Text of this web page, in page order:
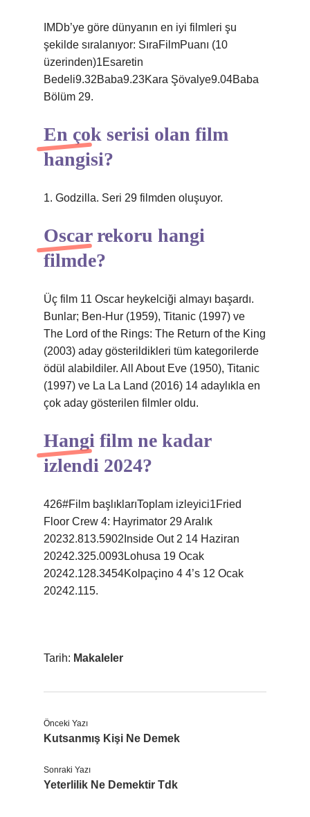
IMDb’ye göre dünyanın en iyi filmleri şu
şekilde sıralanıyor: SıraFilmPuanı (10
üzerinden)1Esaretin
Bedeli9.32Baba9.23Kara Şövalye9.04Baba
Bölüm 29.
En çok serisi olan film
hangisi?
1. Godzilla. Seri 29 filmden oluşuyor.
Oscar rekoru hangi
filmde?
Üç film 11 Oscar heykelciği almayı başardı.
Bunlar; Ben-Hur (1959), Titanic (1997) ve
The Lord of the Rings: The Return of the King
(2003) aday gösterildikleri tüm kategorilerde
ödül alabildiler. All About Eve (1950), Titanic
(1997) ve La La Land (2016) 14 adaylıkla en
çok aday gösterilen filmler oldu.
Hangi film ne kadar
izlendi 2024?
426#Film başlıklarıToplam izleyici1Fried
Floor Crew 4: Hayrimator 29 Aralık
20232.813.5902Inside Out 2 14 Haziran
20242.325.0093Lohusa 19 Ocak
20242.128.3454Kolpaçino 4 4’s 12 Ocak
20242.115.
Tarih: Makaleler
Önceki Yazı
Kutsanmış Kişi Ne Demek
Sonraki Yazı
Yeterlilik Ne Demektir Tdk